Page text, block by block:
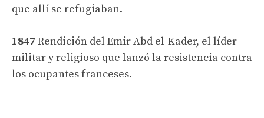
que allí se refugiaban.
1847 Rendición del Emir Abd el-Kader, el líder
militar y religioso que lanzó la resistencia contra
los ocupantes franceses.